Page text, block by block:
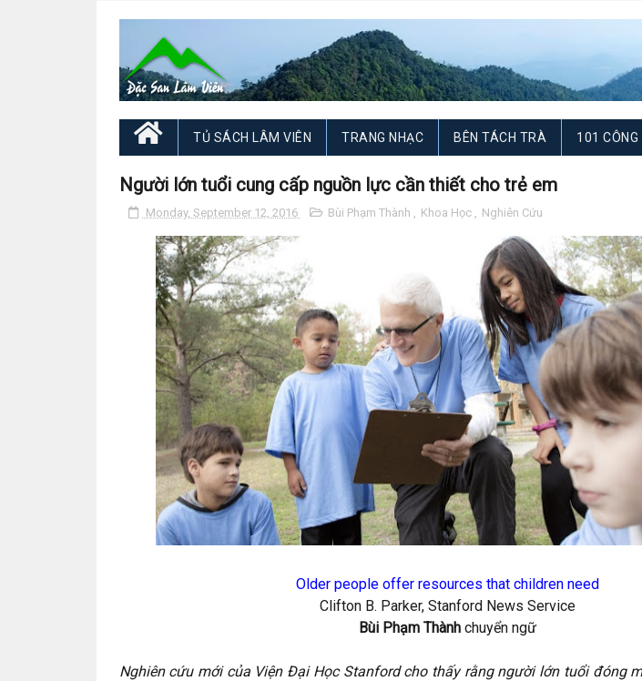
TỦ SÁCH LÂM VIÊN TRANG NHẠC BÊN TÁCH TRÀ 101 CÔNG
Người lớn tuổi cung cấp nguồn lực cần thiết cho trẻ em
Monday, September 12, 2016 Bùi Phạm Thành , Khoa Học , Nghiên Cứu
Older people offer resources that children need
Clifton B. Parker, Stanford News Service
Bùi Phạm Thànhchuyển ngữ
Nghiên cứu mới của Viện Đại Học Stanford cho thấy rằng người lớn tuổi đóng